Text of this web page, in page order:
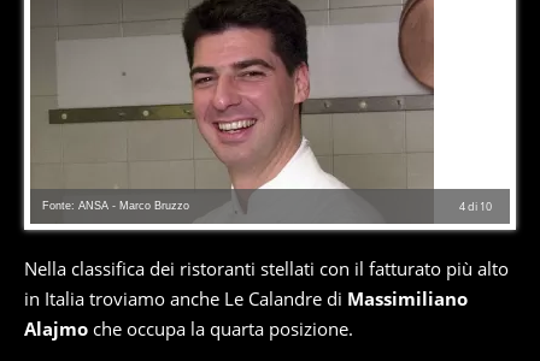
4di 10
Fonte: ANSA - Marco Bruzzo
Nella classifica dei ristoranti stellati con il fatturato più alto
in Italia troviamo anche Le Calandre di Massimiliano
Alajmo che occupa la quarta posizione.